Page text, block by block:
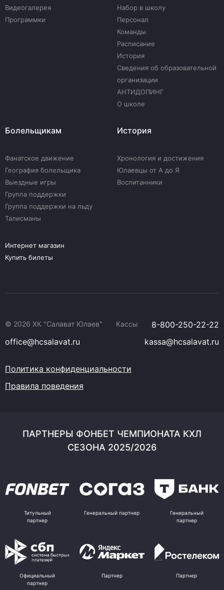
Видеогалерея
Программки
Набор в школу
Персонал
Команды
Расписание
История
Сведения об образовательной
организации
АНТИДОПИНГ
О школе
Болельщикам
Фанатское движение
География болельщика
Выездные игры
Группа поддержки
Группа поддержки на льду
Талисманы
История
Хронология и достижения
Юлаевцы от А до Я
Воспитанники
Интернет магазин
Купить билеты
© 2026 ХК "Салават Юлаев" Кассы
8-800-250-22-22
office@hcsalavat.ru
kassa@hcsalavat.ru
Политика конфиденциальности
Правила поведения
ПАРТНЕРЫ ФОНБЕТ ЧЕМПИОНАТА КХЛ
СЕЗОНА 2025/2026
Титульный
партнер
Генеральный партнер
Генеральный
партнер
Официальный
партнер
Партнер Партнер